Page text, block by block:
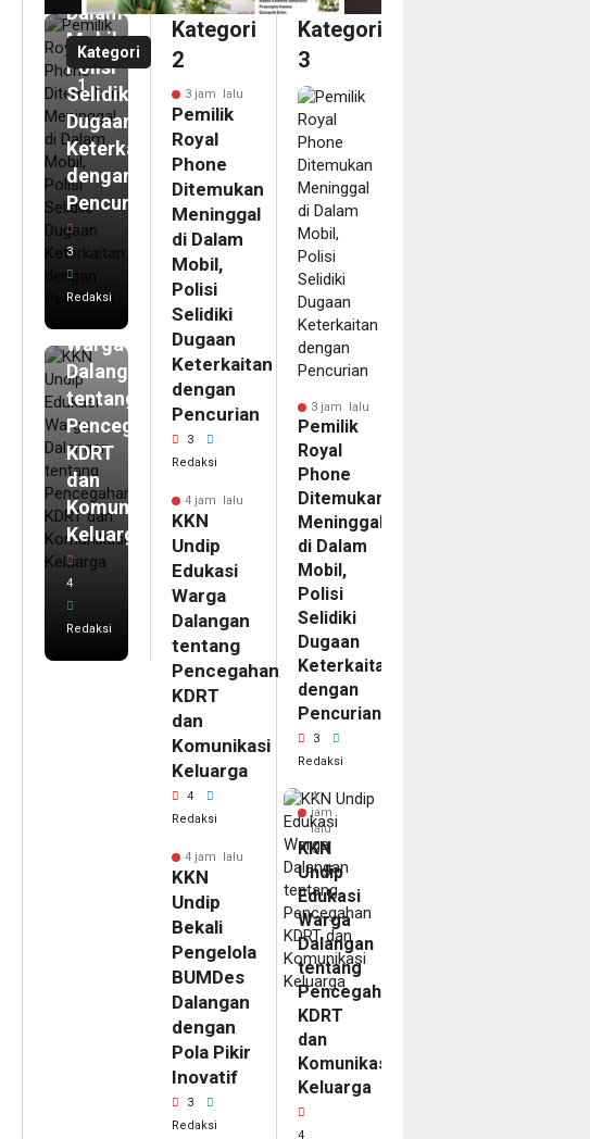
Kategori
1
Dalam
Mobil,
Polisi
Selidiki
Dugaan
Keterkaitan
dengan
Pencurian
3
Redaksi
4
jam
KKN
Undip
Edukasi
Warga
Dalangan
tentang
Pencegahan
KDRT
dan
Komunikasi
Keluarga
4
Redaksi
Kategori
2
3 jam lalu
Pemilik
Royal
Phone
Ditemukan
Meninggal
di Dalam
Mobil,
Polisi
Selidiki
Dugaan
Keterkaitan
dengan
Pencurian
3
Redaksi
4 jam lalu
KKN
Undip
Edukasi
Warga
Dalangan
tentang
Pencegahan
KDRT
dan
Komunikasi
Keluarga
4
Redaksi
4 jam lalu
KKN
Undip
Bekali
Pengelola
BUMDes
Dalangan
dengan
Pola Pikir
Inovatif
3
Redaksi
Kategori
3
3 jam lalu
Pemilik
Royal
Phone
Ditemukan
Meninggal
di Dalam
Mobil,
Polisi
Selidiki
Dugaan
Keterkaitan
dengan
Pencurian
3
Redaksi
4
jam
lalu
KKN
Undip
Edukasi
Warga
Dalangan
tentang
Pencegahan
KDRT
dan
Komunikasi
Keluarga
4